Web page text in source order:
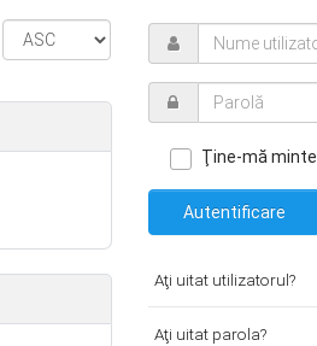
Ţine-mă minte
Autentificare
Aţi uitat utilizatorul?
Aţi uitat parola?